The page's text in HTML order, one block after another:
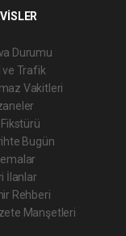
Durumu
ve Trafik
Vakitleri
Fikstürü
Bugün
İlanlar
Rehberi
Manşetleri